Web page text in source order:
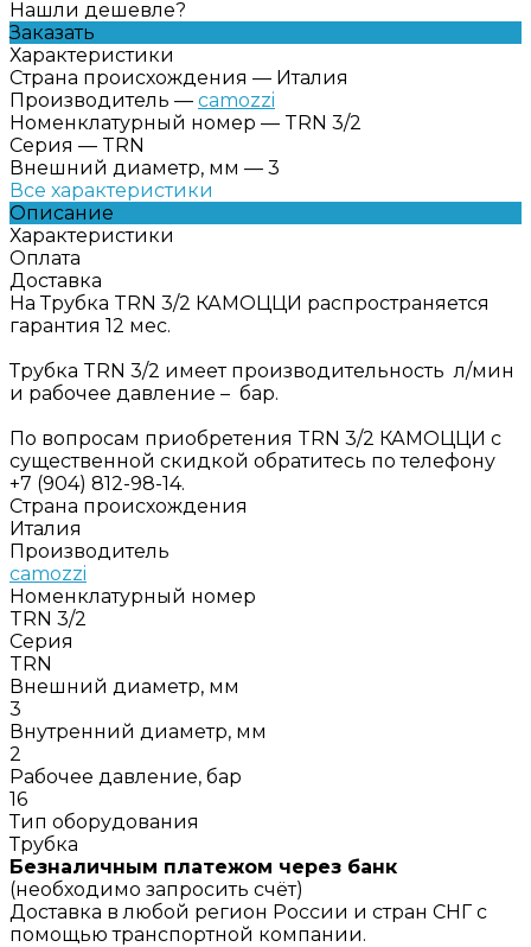
Нашли дешевле?
Заказать
Характеристики
Страна происхождения — Италия
Производитель — camozzi
Номенклатурный номер — TRN 3/2
Серия — TRN
Внешний диаметр, мм — 3
Все характеристики
Описание
Характеристики
Оплата
Доставка
На Трубка TRN 3/2 КАМОЦЦИ распространяется
гарантия 12 мес.
Трубка TRN 3/2 имеет производительность л/мин
и рабочее давление – бар.
По вопросам приобретения TRN 3/2 КАМОЦЦИ с
существенной скидкой обратитесь по телефону
+7 (904) 812-98-14.
Страна происхождения
Италия
Производитель
camozzi
Номенклатурный номер
TRN 3/2
Серия
TRN
Внешний диаметр, мм
3
Внутренний диаметр, мм
2
Рабочее давление, бар
16
Тип оборудования
Трубка
Безналичным платежом через банк
(необходимо запросить счёт)
Доставка в любой регион России и стран СНГ с
помощью транспортной компании.